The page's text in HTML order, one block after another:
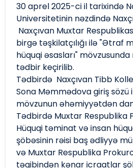
30 aprel 2025-ci il tarixində
Universitetinin nəzdində
Naxçıvan Muxtar
birgə təşkilatçılığı ilə "Ətraf
hüquqi əsasları"
tədbir keçirilib.
Tədbirdə Naxçıvan Tibb
Sona Məmmədova giriş sözü
mövzunun əhəmiyyətdən
Tədbirdə Muxtar Respublika
Hüquqi təminat və insan
şöbəsinin rəisi baş ədliyyə
və Muxtar Respublika
təqibindən kənar icraatlar